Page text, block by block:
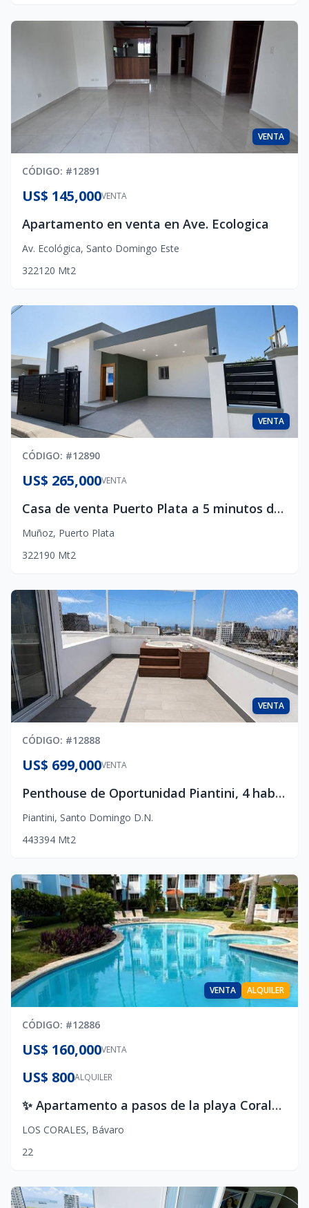
VENTA
CÓDIGO: #12891
VENTA
US$ 145,000
Apartamento en venta en Ave. Ecologica
Av. Ecológica, Santo Domingo Este
322120 Mt2
VENTA
CÓDIGO: #12890
VENTA
US$ 265,000
Casa de venta Puerto Plata a 5 minutos de la Playa
Muñoz, Puerto Plata
322190 Mt2
VENTA
CÓDIGO: #12888
VENTA
US$ 699,000
Penthouse de Oportunidad Piantini, 4 habitaciones, 3 parqueos, terraza privada
Piantini, Santo Domingo D.N.
443394 Mt2
VENTA ALQUILER
CÓDIGO: #12886
VENTA
US$ 160,000
ALQUILER
US$ 800
✨ Apartamento a pasos de la playa Corales Bavaro punta cana
LOS CORALES, Bávaro
22